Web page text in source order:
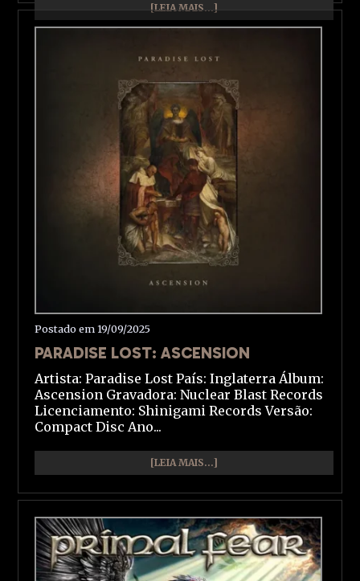
[LEIA MAIS...]
Postado em 19/09/2025
PARADISE LOST: ASCENSION
Artista: Paradise Lost País: Inglaterra Álbum:
Ascension Gravadora: Nuclear Blast Records
Licenciamento: Shinigami Records Versão:
Compact Disc Ano...
[LEIA MAIS...]